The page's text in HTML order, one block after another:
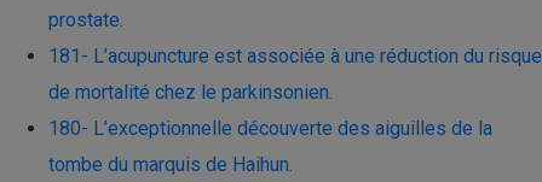
prostate.
181- L’acupuncture est associée à une réduction du risque
de mortalité chez le parkinsonien.
180- L’exceptionnelle découverte des aiguilles de la
tombe du marquis de Haihun.